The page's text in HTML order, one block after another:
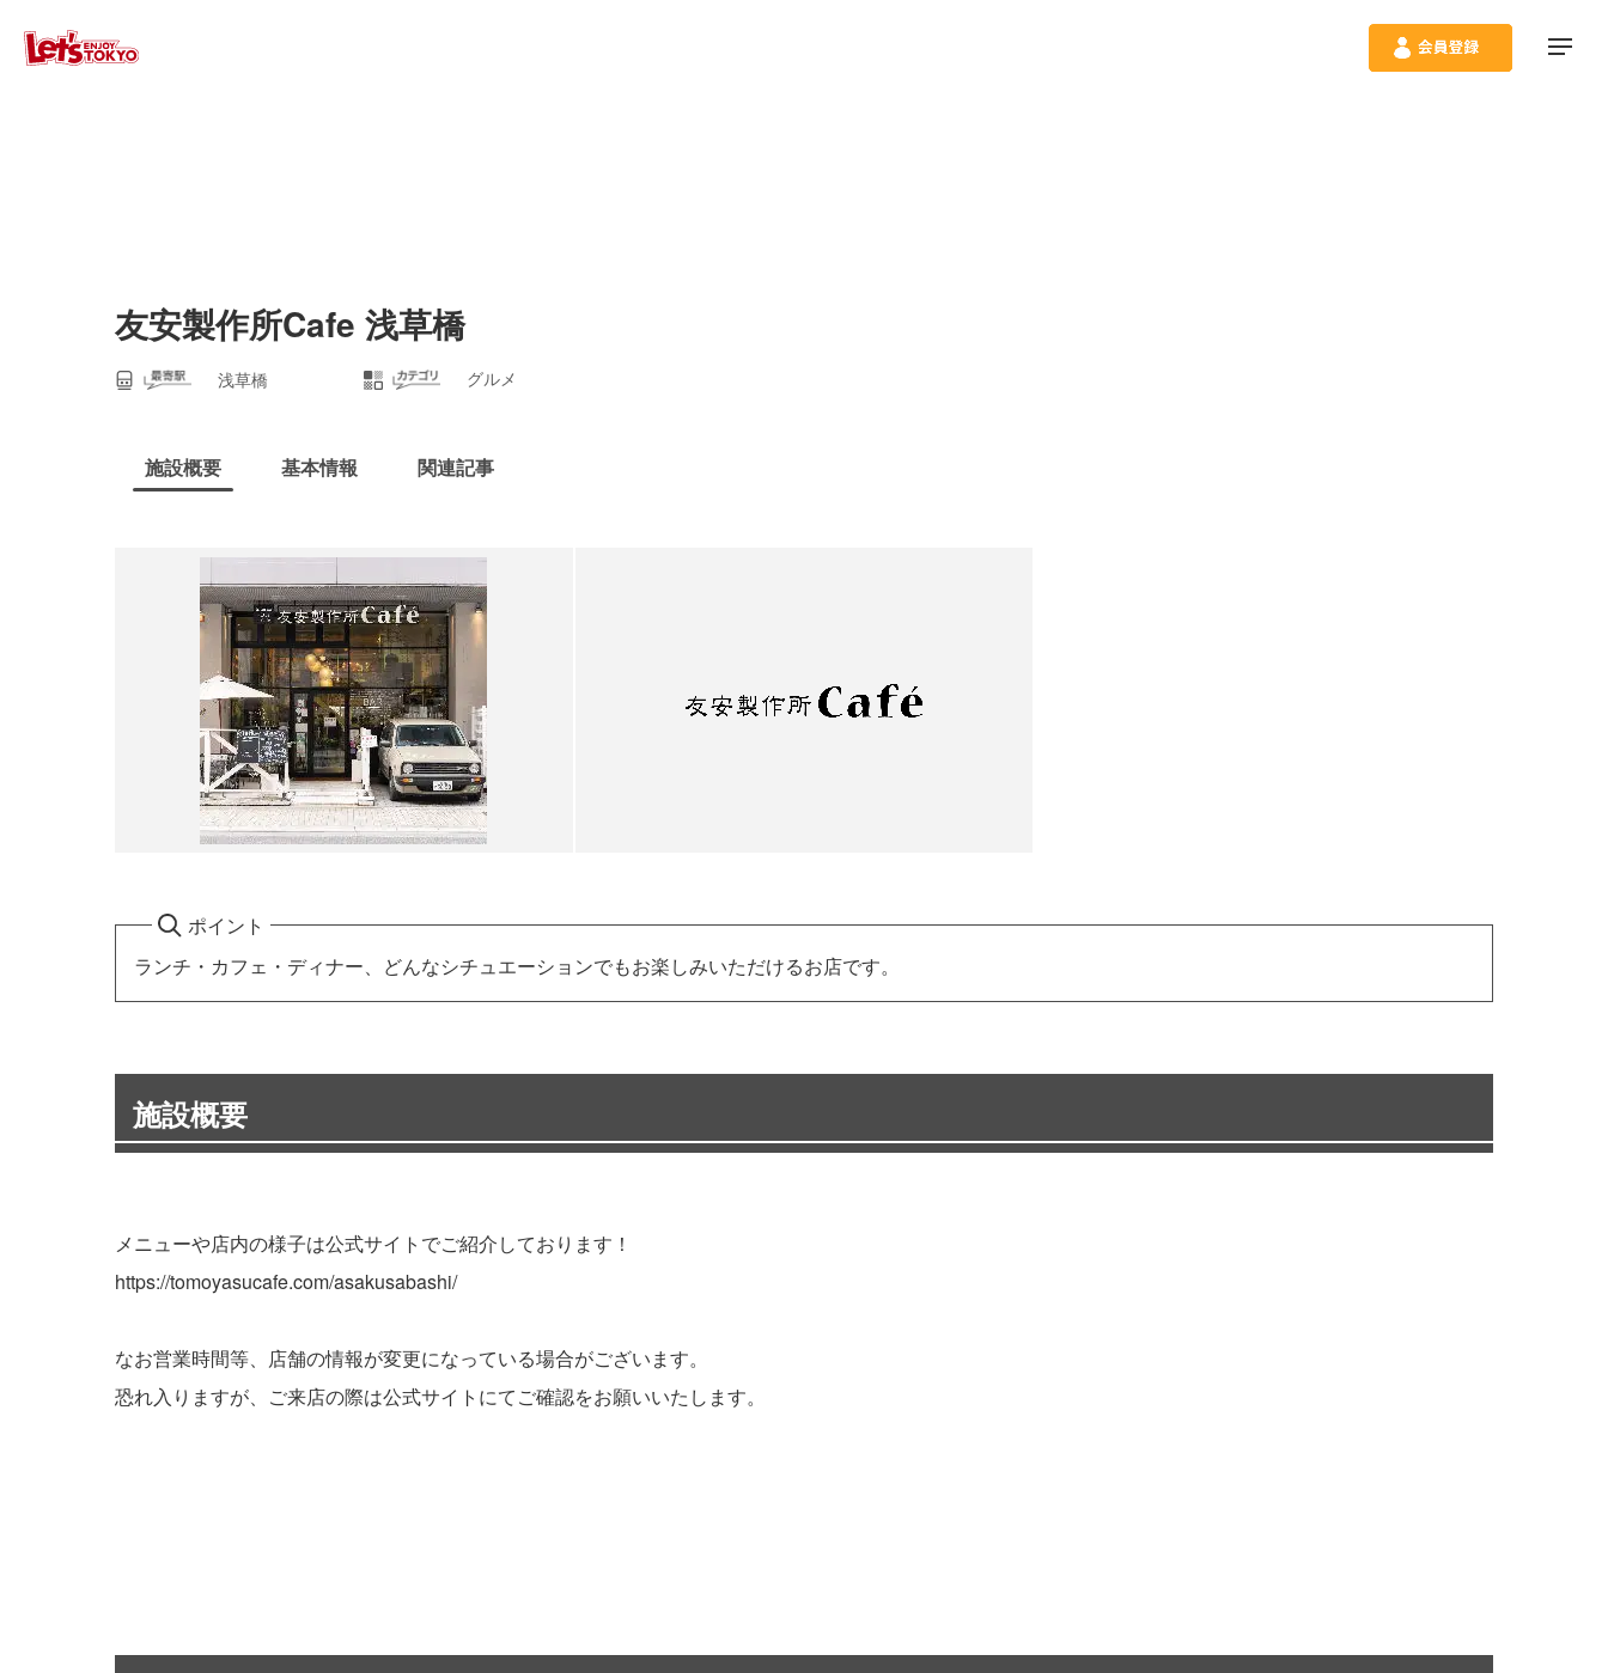
友安製作所Cafe 浅草橋
浅草橋 グルメ
施設概要 基本情報 関連記事
ポイント
ランチ・カフェ・ディナー、どんなシチュエーションでもお楽しみいただけるお店です。
施設概要
メニューや店内の様子は公式サイトでご紹介しております！
https://tomoyasucafe.com/asakusabashi/
なお営業時間等、店舗の情報が変更になっている場合がございます。
恐れ入りますが、ご来店の際は公式サイトにてご確認をお願いいたします。